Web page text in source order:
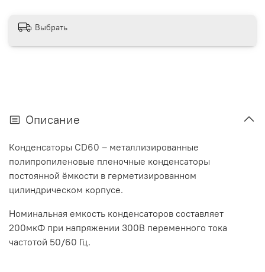
Выбрать
Описание
Конденсаторы CD60 – металлизированные
полипропиленовые пленочные конденсаторы
постоянной ёмкости в герметизированном
цилиндрическом корпусе.
Номинальная емкость конденсаторов составляет
200мкФ при напряжении 300В переменного тока
частотой 50/60 Гц.